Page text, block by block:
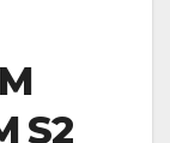
S2